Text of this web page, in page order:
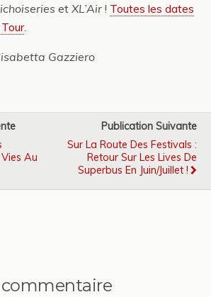
et XL’Air ! Toutes les dates
.
Gazziero
Au
Publication Suivante
Sur La Route Des Festivals :
Retour Sur Les Lives De
Superbus En Juin/juillet !
commentaire